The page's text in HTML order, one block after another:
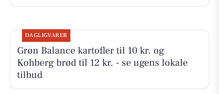
DAGLIGVARER
Grøn Balance kartofler til 10 kr. og
Kohberg brød til 12 kr. - se ugens lokale
tilbud